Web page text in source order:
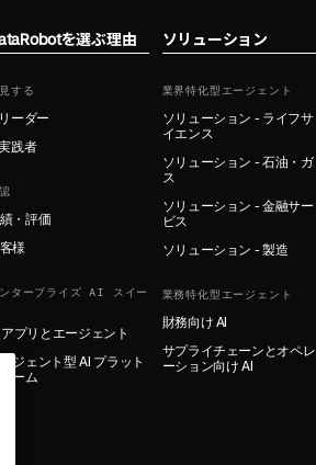
を選ぶ理由
する
ーダー
践者
・評価
様
タープライズ AI スイー
プリとエージェント
ージェント型 AI プラット
ーム
ソリューション
業界特化型エージェント
ソリューション - ライフサ
イエンス
ソリューション - 石油・ガ
ス
ソリューション - 金融サー
ビス
ソリューション - 製造
業務特化型エージェント
財務向け AI
サプライチェーンとオペレ
ーション向け AI